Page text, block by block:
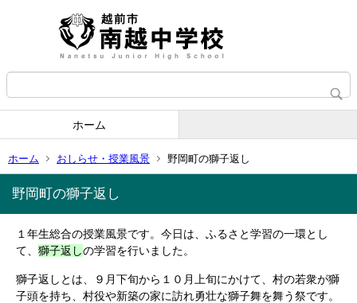
ホーム
ホーム おしらせ・授業風景 野岡町の獅子返し
野岡町の獅子返し
１年生総合の授業風景です。今日は、ふるさと学習の一環とし
て、 獅子返しの学習を行いました。
獅子返しとは、９月下旬から１０月上旬にかけて、村の若衆が獅
子頭を持ち、村役や新築の家に訪れ勇壮な獅子舞を舞う祭です。